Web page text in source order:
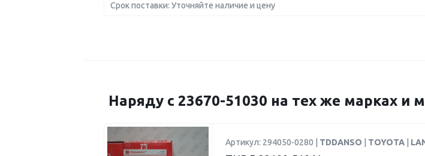
Срок поставки: Уточняйте наличие и цену
Наряду с 23670-51030 на тех же марках
Артикул: 294050-0280 | TDDANSO TOYOTA